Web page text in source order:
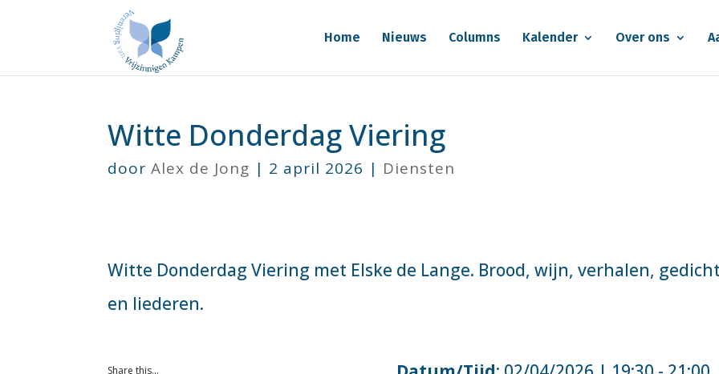
Home Nieuws Columns Kalender Over ons
Witte Donderdag Viering
doorAlex de Jong | 2 april 2026 | Diensten
Witte Donderdag Viering met Elske de Lange. Brood, wijn, verhalen,
en liederen.
Share this…